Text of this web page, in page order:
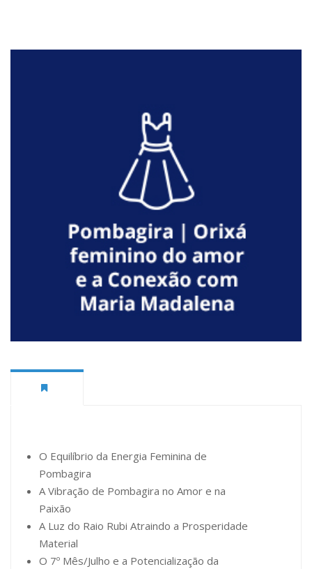
O Equilíbrio da Energia Feminina de
Pombagira
A Vibração de Pombagira no Amor e na
Paixão
A Luz do Raio Rubi Atraindo a Prosperidade
Material
O 7º Mês/Julho e a Potencialização da